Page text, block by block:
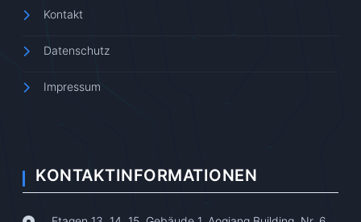
Kontakt
Datenschutz
Impressum
KONTAKTINFORMATIONEN